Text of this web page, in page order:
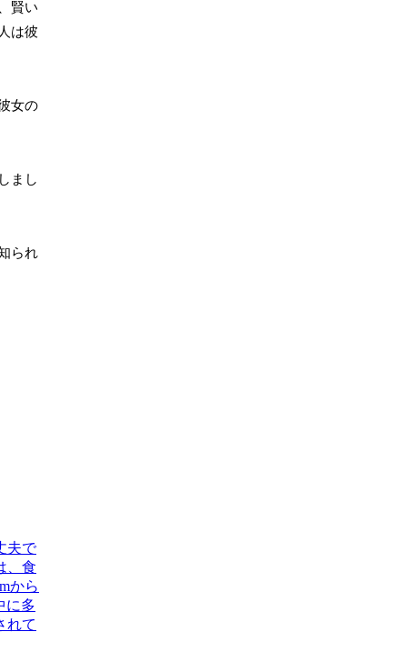
賢い
は彼
女の
まし
られ
夫で
、食
から
に多
れて